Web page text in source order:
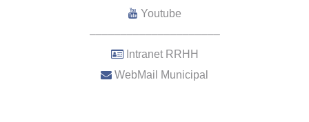
Youtube
–––––––––––––––––––––
Intranet RRHH
WebMail Municipal